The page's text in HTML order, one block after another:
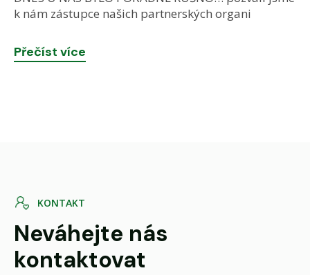
k nám zástupce našich partnerských organi
Přečíst více
KONTAKT
Neváhejte nás
kontaktovat